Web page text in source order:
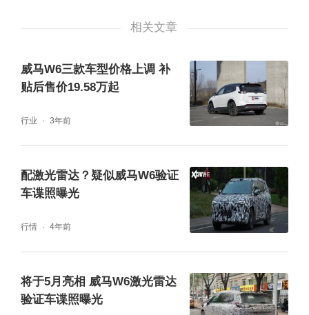
样，未来威马汽车将继续秉承“科技普惠”的理
念，为中国家庭提供更优质的产品与服务。
相关文章
威马W6三款车型价格上调 补
贴后售价19.58万起
行业 3年前
配激光雷达？疑似威马W6验证
车谍照曝光
行情 4年前
将于5月亮相 威马W6激光雷达
验证车谍照曝光